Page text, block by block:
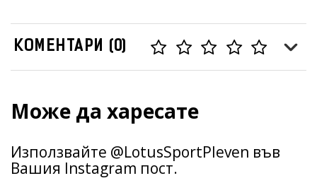
КОМЕНТАРИ (0)
Може да харесате
Използвайте @LotusSportPleven във
Вашия Instagram пост.